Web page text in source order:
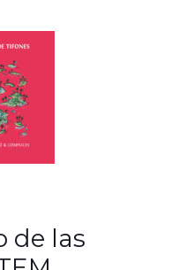
de las